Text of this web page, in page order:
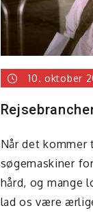
10. oktober
Når det kommer
søgemaskiner
hård, og mange
lad os være